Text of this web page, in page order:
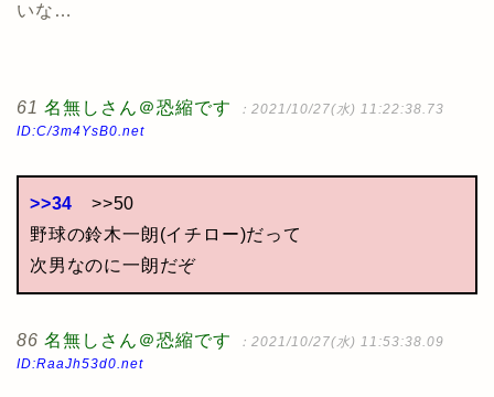
いな…
61 名無しさん＠恐縮です
：2021/10/27(水) 11:22:38.73
ID:C/3m4YsB0.net
>>34 >>50
野球の鈴木一朗(イチロー)だって
次男なのに一朗だぞ
86 名無しさん＠恐縮です
：2021/10/27(水) 11:53:38.09
ID:RaaJh53d0.net